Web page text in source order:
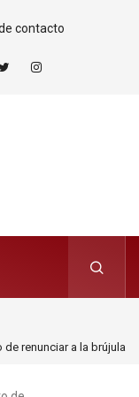
contacto
a la brújula del